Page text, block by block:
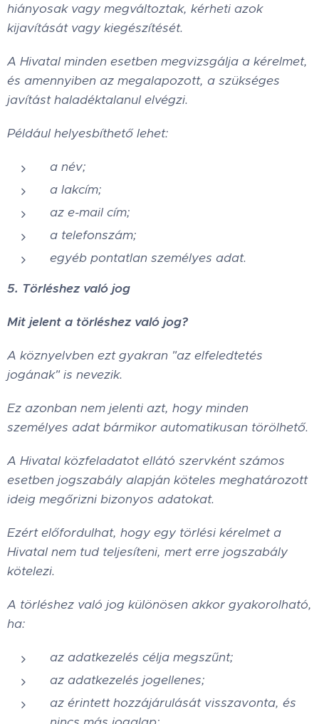
hiányosak vagy megváltoztak, kérheti azok
kijavítását vagy kiegészítését.
A Hivatal minden esetben megvizsgálja a kérelmet,
és amennyiben az megalapozott, a szükséges
javítást haladéktalanul elvégzi.
Például helyesbíthető lehet:
a név;
a lakcím;
az e-mail cím;
a telefonszám;
egyéb pontatlan személyes adat.
5. Törléshez való jog
Mit jelent a törléshez való jog?
A köznyelvben ezt gyakran "az elfeledtetés
jogának" is nevezik.
Ez azonban nem jelenti azt, hogy minden
személyes adat bármikor automatikusan törölhető.
A Hivatal közfeladatot ellátó szervként számos
esetben jogszabály alapján köteles meghatározott
ideig megőrizni bizonyos adatokat.
Ezért előfordulhat, hogy egy törlési kérelmet a
Hivatal nem tud teljesíteni, mert erre jogszabály
kötelezi.
A törléshez való jog különösen akkor gyakorolható,
ha:
az adatkezelés célja megszűnt;
az adatkezelés jogellenes;
az érintett hozzájárulását visszavonta, és